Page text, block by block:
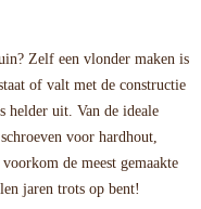
Zelf een vlonder maken is
of valt met de constructie
helder uit. Van de ideale
voor hardhout,
de meest gemaakte
jaren trots op bent!